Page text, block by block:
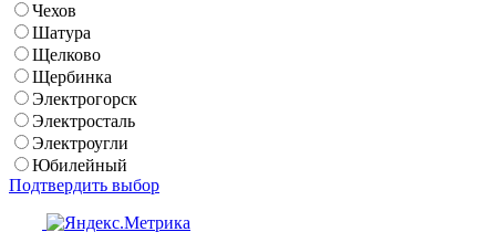
Чехов
Шатура
Щелково
Щербинка
Электрогорск
Электросталь
Электроугли
Юбилейный
Подтвердить выбор